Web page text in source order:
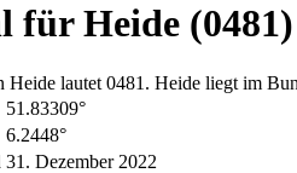
für Heide (0481)
lautet 0481. Heide liegt im
51.83309°
6.2448°
31. Dezember 2022